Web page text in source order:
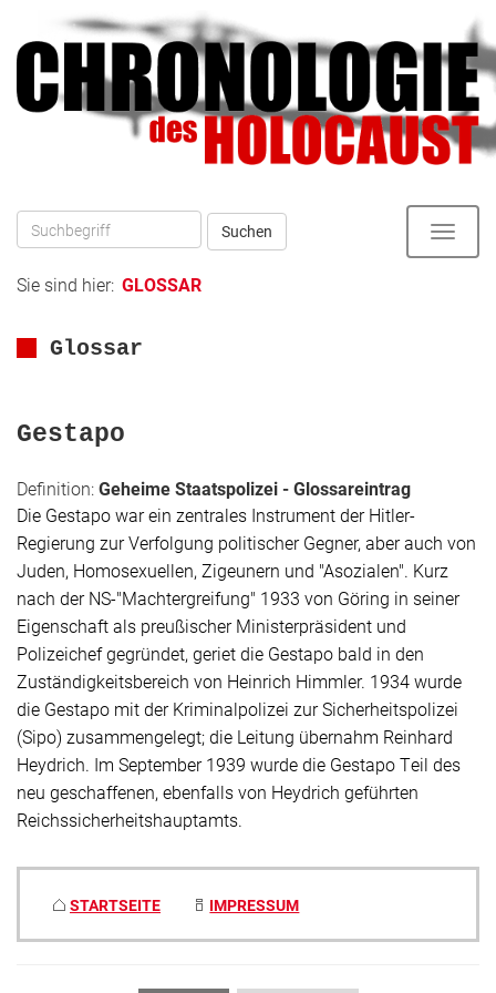
Hauptnavigation
Inhalt
Suchen
Toggle
Sie sind hier: GLOSSAR
Glossar
Gestapo
Definition:Geheime Staatspolizei - Glossareintrag
Die Gestapo war ein zentrales Instrument der Hitler-
Regierung zur Verfolgung politischer Gegner, aber auch von
Juden, Homosexuellen, Zigeunern und "Asozialen". Kurz
nach der NS-"Machtergreifung" 1933 von Göring in seiner
Eigenschaft als preußischer Ministerpräsident und
Polizeichef gegründet, geriet die Gestapo bald in den
Zuständigkeitsbereich von Heinrich Himmler. 1934 wurde
die Gestapo mit der Kriminalpolizei zur Sicherheitspolizei
(Sipo) zusammengelegt; die Leitung übernahm Reinhard
Heydrich. Im September 1939 wurde die Gestapo Teil des
neu geschaffenen, ebenfalls von Heydrich geführten
Reichssicherheitshauptamts.
STARTSEITE IMPRESSUM